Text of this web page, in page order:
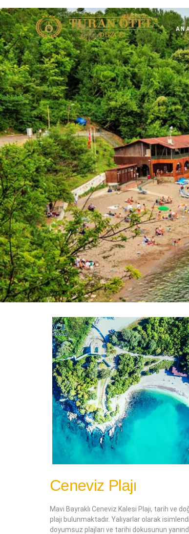
Ceneviz Plajı
Mavi Bayraklı Ceneviz Kalesi Plajı, tarih ve
plajı bulunmaktadır. Yalıyarlar olarak
doyumsuz plajları ve tarihi dokusunun